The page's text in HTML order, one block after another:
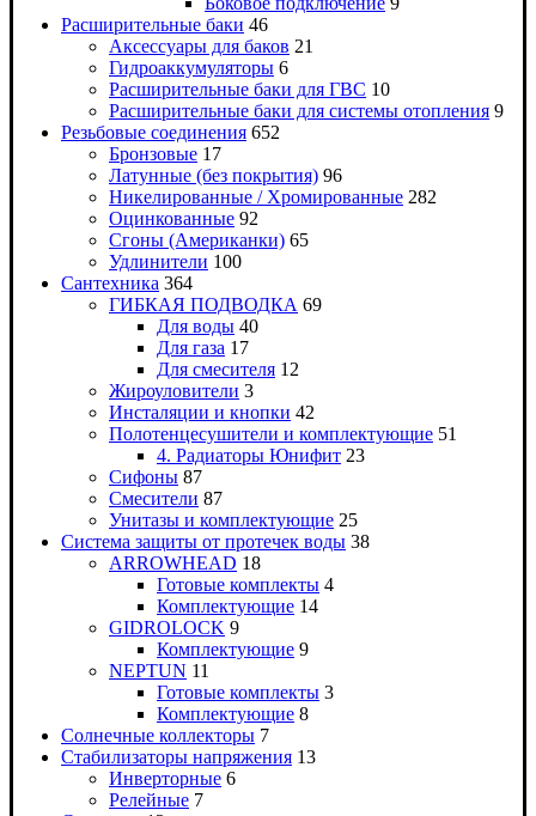
Расширительные баки 46
Аксессуары для баков 21
Гидроаккумуляторы 6
Расширительные баки для ГВС 10
Расширительные баки для системы отопления 9
Резьбовые соединения 652
Бронзовые 17
Латунные (без покрытия) 96
Никелированные / Хромированные 282
Оцинкованные 92
Сгоны (Американки) 65
Удлинители 100
Сантехника 364
ГИБКАЯ ПОДВОДКА 69
Для воды 40
Для газа 17
Для смесителя 12
Жироуловители 3
Инсталяции и кнопки 42
Полотенцесушители и комплектующие 51
4. Радиаторы Юнифит 23
Сифоны 87
Смесители 87
Унитазы и комплектующие 25
Система защиты от протечек воды 38
ARROWHEAD 18
Готовые комплекты 4
Комплектующие 14
GIDROLOCK 9
Комплектующие 9
NEPTUN 11
Готовые комплекты 3
Комплектующие 8
Солнечные коллекторы 7
Стабилизаторы напряжения 13
Инверторные 6
Релейные 7